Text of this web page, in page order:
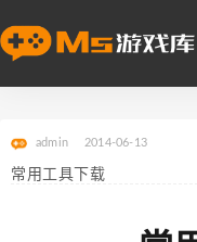
admin 2014-06-13
常用工具下载